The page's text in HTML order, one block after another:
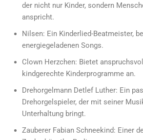
der nicht nur Kinder, sondern
anspricht.
Nilsen: Ein Kinderlied-Beatmeister,
energiegeladenen Songs.
Clown Herzchen: Bietet
kindgerechte Kinderprogramme an.
Drehorgelmann Detlef Luther: Ein
Drehorgelspieler, der mit seiner
Unterhaltung bringt.
Zauberer Fabian Schneekind: Einer